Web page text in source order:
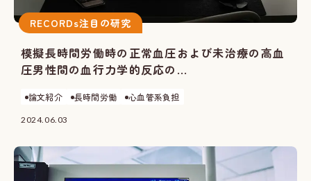
RECORDs注目の研究
模擬長時間労働時の正常血圧および未治療の高血
圧男性間の血行力学的反応の...
論文紹介 長時間労働 心血管系負担
2024.06.03